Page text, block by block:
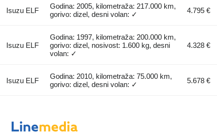
Isuzu ELF
Godina: 2005, kilometraža: 217.000 km,
gorivo: dizel, desni volan: ✓
4.795 €
Isuzu ELF
Godina: 1997, kilometraža: 200.000 km,
gorivo: dizel, nosivost: 1.600 kg, desni
volan: ✓
4.328 €
Isuzu ELF
Godina: 2010, kilometraža: 75.000 km,
gorivo: dizel, desni volan: ✓
5.678 €